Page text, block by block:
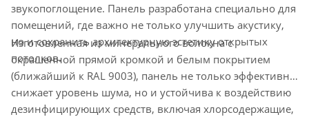
звукопоглощение. Панель разработана специально для
помещений, где важно не только улучшить акустику,
но и сохранить архитектурную эстетику открытых
потолков.
Изготовленная из минерального волокна с
окрашенной прямой кромкой и белым покрытием
(ближайший к RAL 9003), панель не только эффективно
снижает уровень шума, но и устойчива к воздействию
дезинфицирующих средств, включая хлорсодержащие,